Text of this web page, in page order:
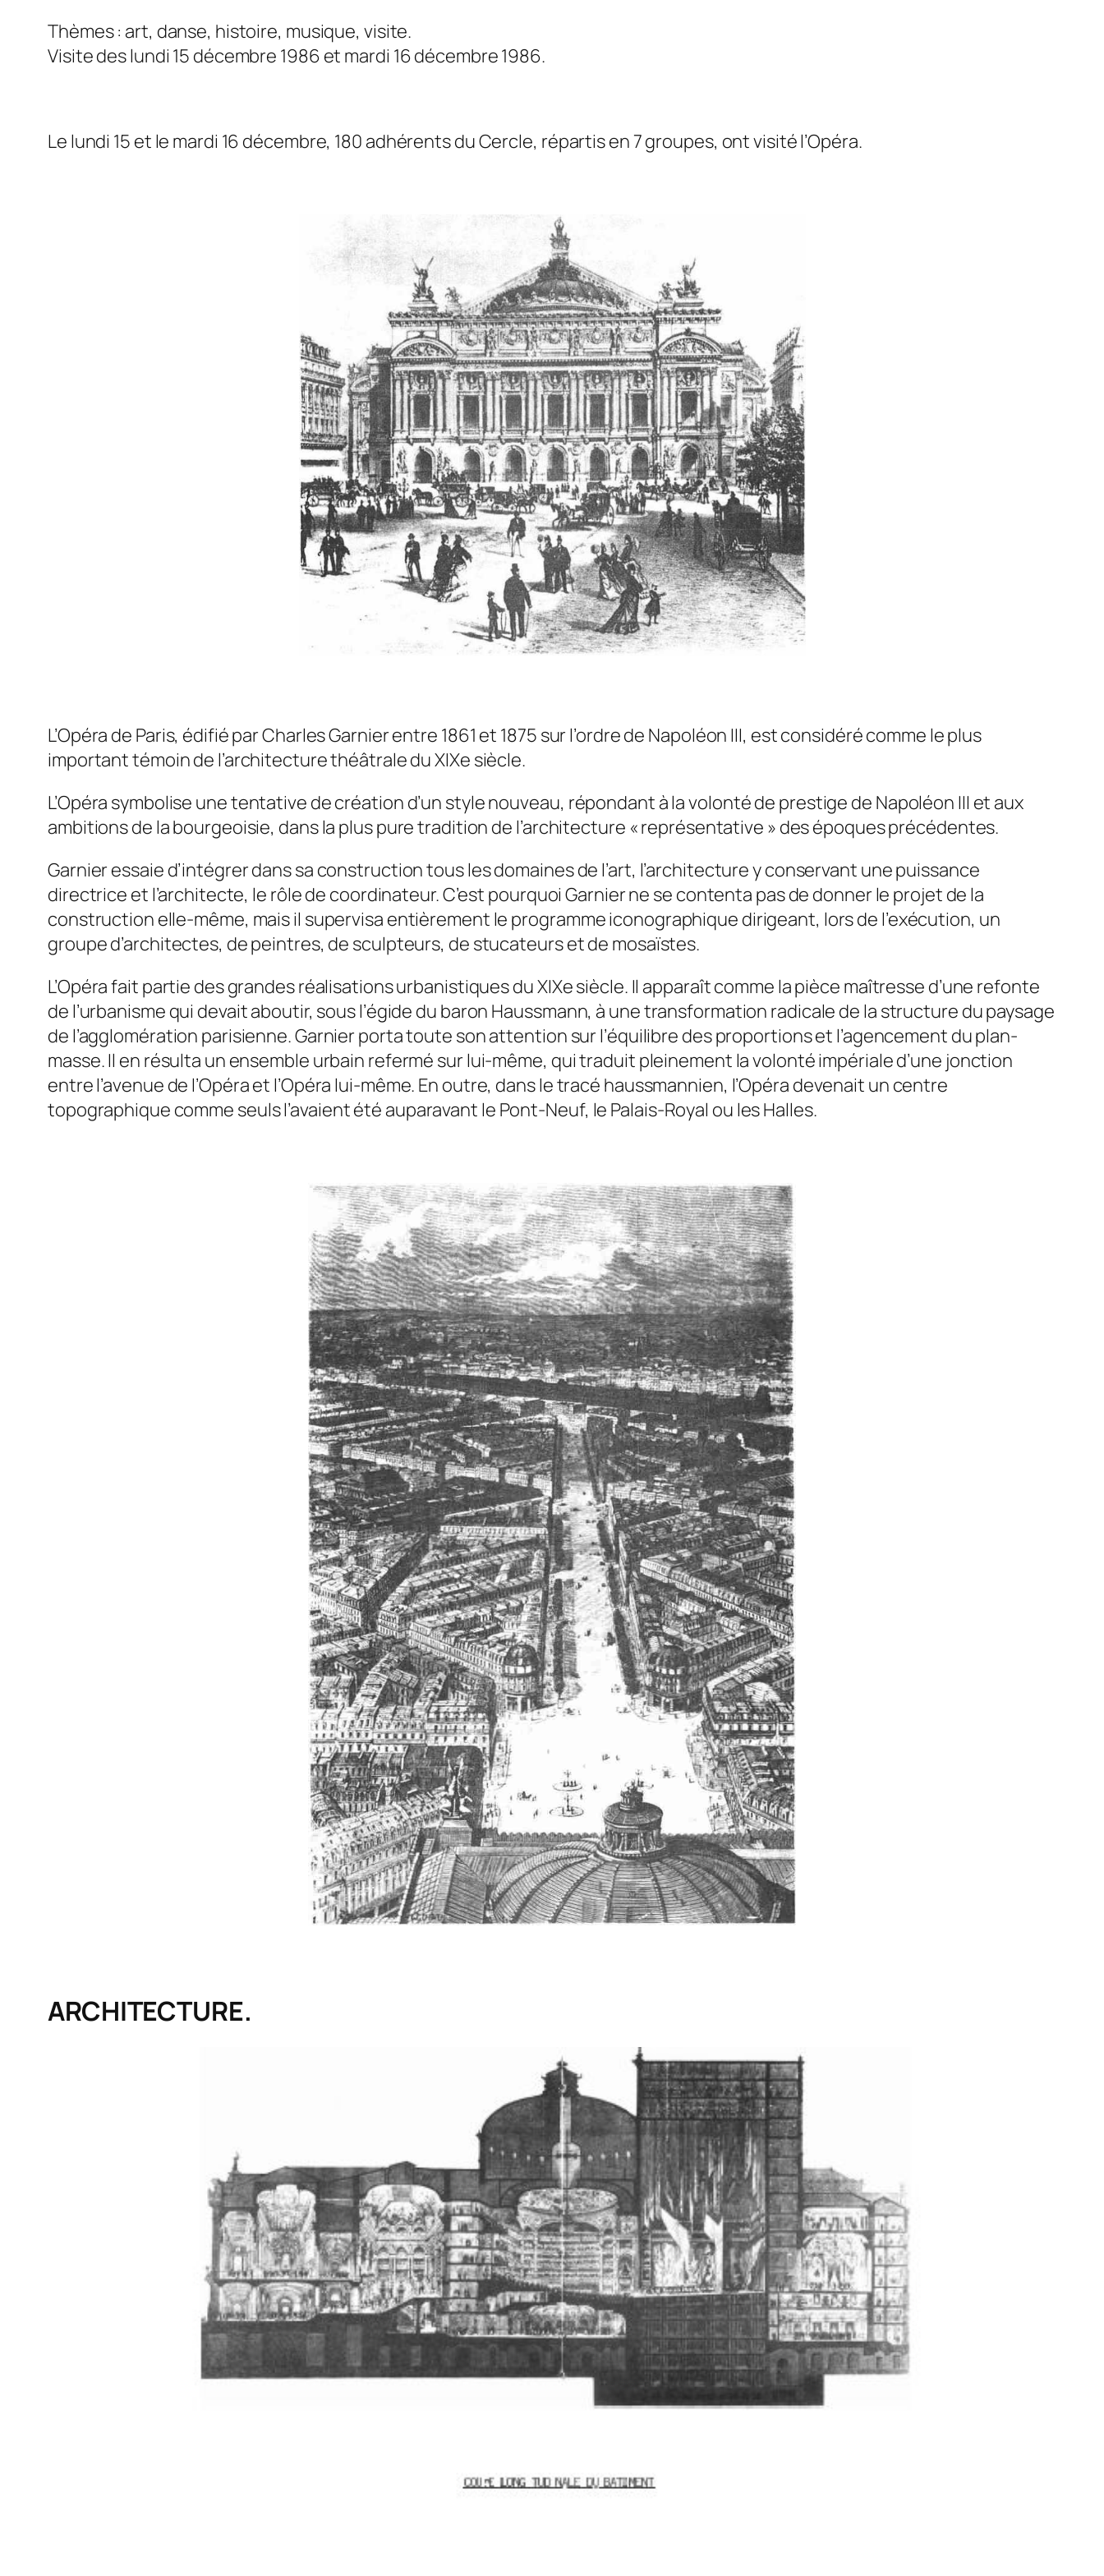
Thèmes : art, danse, histoire, musique, visite.
Visite des lundi 15 décembre 1986 et mardi 16 décembre 1986.
Le lundi 15 et le mardi 16 décembre, 180 adhérents du Cercle, répartis en 7 groupes, ont visité l’Opéra.
L’Opéra de Paris, édifié par Charles Garnier entre 1861 et 1875 sur l’ordre de Napoléon III, est considéré comme le plus
important témoin de l’architecture théâtrale du XIXe siècle.
L’Opéra symbolise une tentative de création d’un style nouveau, répondant à la volonté de prestige de Napoléon III et aux
ambitions de la bourgeoisie, dans la plus pure tradition de l’architecture « représentative » des époques précédentes.
Garnier essaie d’intégrer dans sa construction tous les domaines de l’art, l’architecture y conservant une puissance
directrice et l’architecte, le rôle de coordinateur. C’est pourquoi Garnier ne se contenta pas de donner le projet de la
construction elle-même, mais il supervisa entièrement le programme iconographique dirigeant, lors de l’exécution, un
groupe d’architectes, de peintres, de sculpteurs, de stucateurs et de mosaïstes.
L’Opéra fait partie des grandes réalisations urbanistiques du XIXe siècle. Il apparaît comme la pièce maîtresse d’une refonte
de l’urbanisme qui devait aboutir, sous l’égide du baron Haussmann, à une transformation radicale de la structure du paysage
de l’agglomération parisienne. Garnier porta toute son attention sur l’équilibre des proportions et l’agencement du plan-
masse. Il en résulta un ensemble urbain refermé sur lui-même, qui traduit pleinement la volonté impériale d’une jonction
entre l’avenue de l’Opéra et l’Opéra lui-même. En outre, dans le tracé haussmannien, l’Opéra devenait un centre
topographique comme seuls l’avaient été auparavant le Pont-Neuf, le Palais-Royal ou les Halles.
ARCHITECTURE.